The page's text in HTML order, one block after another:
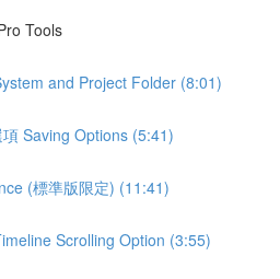
Tools
and Project Folder (8:01)
Saving Options (5:41)
(標準版限定) (11:41)
Scrolling Option (3:55)